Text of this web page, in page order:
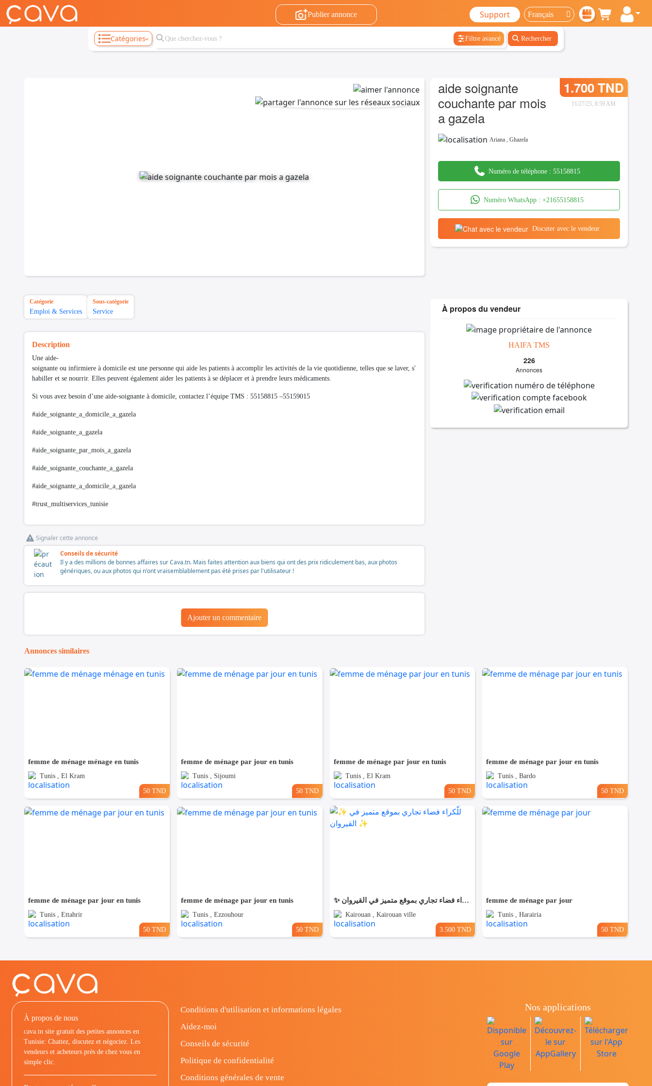
Publier annonce Support
Catégories Filtre avancé Rechercher
aide soignante
couchante par mois
a gazela
1.700 TND
11/27/25, 8:59 AM
Ariana ,Ghazela
Numéro de téléphone : 55158815
Numéro WhatsApp : +21655158815
Discuter avec le vendeur
Catégorie
Emploi & Services
Sous-catégorie
Service
Description
Une aide-
soignante ou infirmiere à domicile est une personne qui aide les patients à accomplir les activités de la vie quotidienne, telles que se laver, s'
habiller et se nourrir. Elles peuvent également aider les patients à se déplacer et à prendre leurs médicaments.
Si vous avez besoin d’une aide-soignante à domicile, contactez l’équipe TMS : 55158815 –55159015
#aide_soignante_a_domicile_a_gazela
#aide_soignante_a_gazela
#aide_soignante_par_mois_a_gazela
#aide_soignante_couchante_a_gazela
#aide_soignante_a_domicile_a_gazela
#trust_multiservices_tunisie
Signaler cette annonce
Conseils de sécurité
Il y a des millions de bonnes affaires sur Cava.tn. Mais faites attention aux biens qui ont des prix ridiculement bas, aux photos
génériques, ou aux photos qui n'ont vraisemblablement pas été prises par l'utilisateur !
Ajouter un commentaire
À propos du vendeur
HAIFA TMS
226
Annonces
Annonces similaires
femme de ménage ménage en tunis
Tunis , El Kram
50 TND
femme de ménage par jour en tunis
Tunis , Sijoumi
50 TND
femme de ménage par jour en tunis
Tunis , El Kram
50 TND
femme de ménage par jour en tunis
Tunis , Bardo
50 TND
femme de ménage par jour en tunis
Tunis , Ettahrir
50 TND
femme de ménage par jour en tunis
Tunis , Ezzouhour
50 TND
✨ للّكراء فضاء تجاري بموقع متميز في القيروان ✨
Kairouan , Kairouan ville
3.500 TND
femme de ménage par jour
Tunis , Harairia
50 TND
À propos de nous
cava.tn site gratuit des petites annonces en
Tunisie: Chattez, discutez et négociez. Les
vendeurs et acheteurs prés de chez vous en
simple clic.
Conditions d'utilisation et informations légales
Aidez-moi
Conseils de sécurité
Politique de confidentialité
Conditions générales de vente
Nos applications